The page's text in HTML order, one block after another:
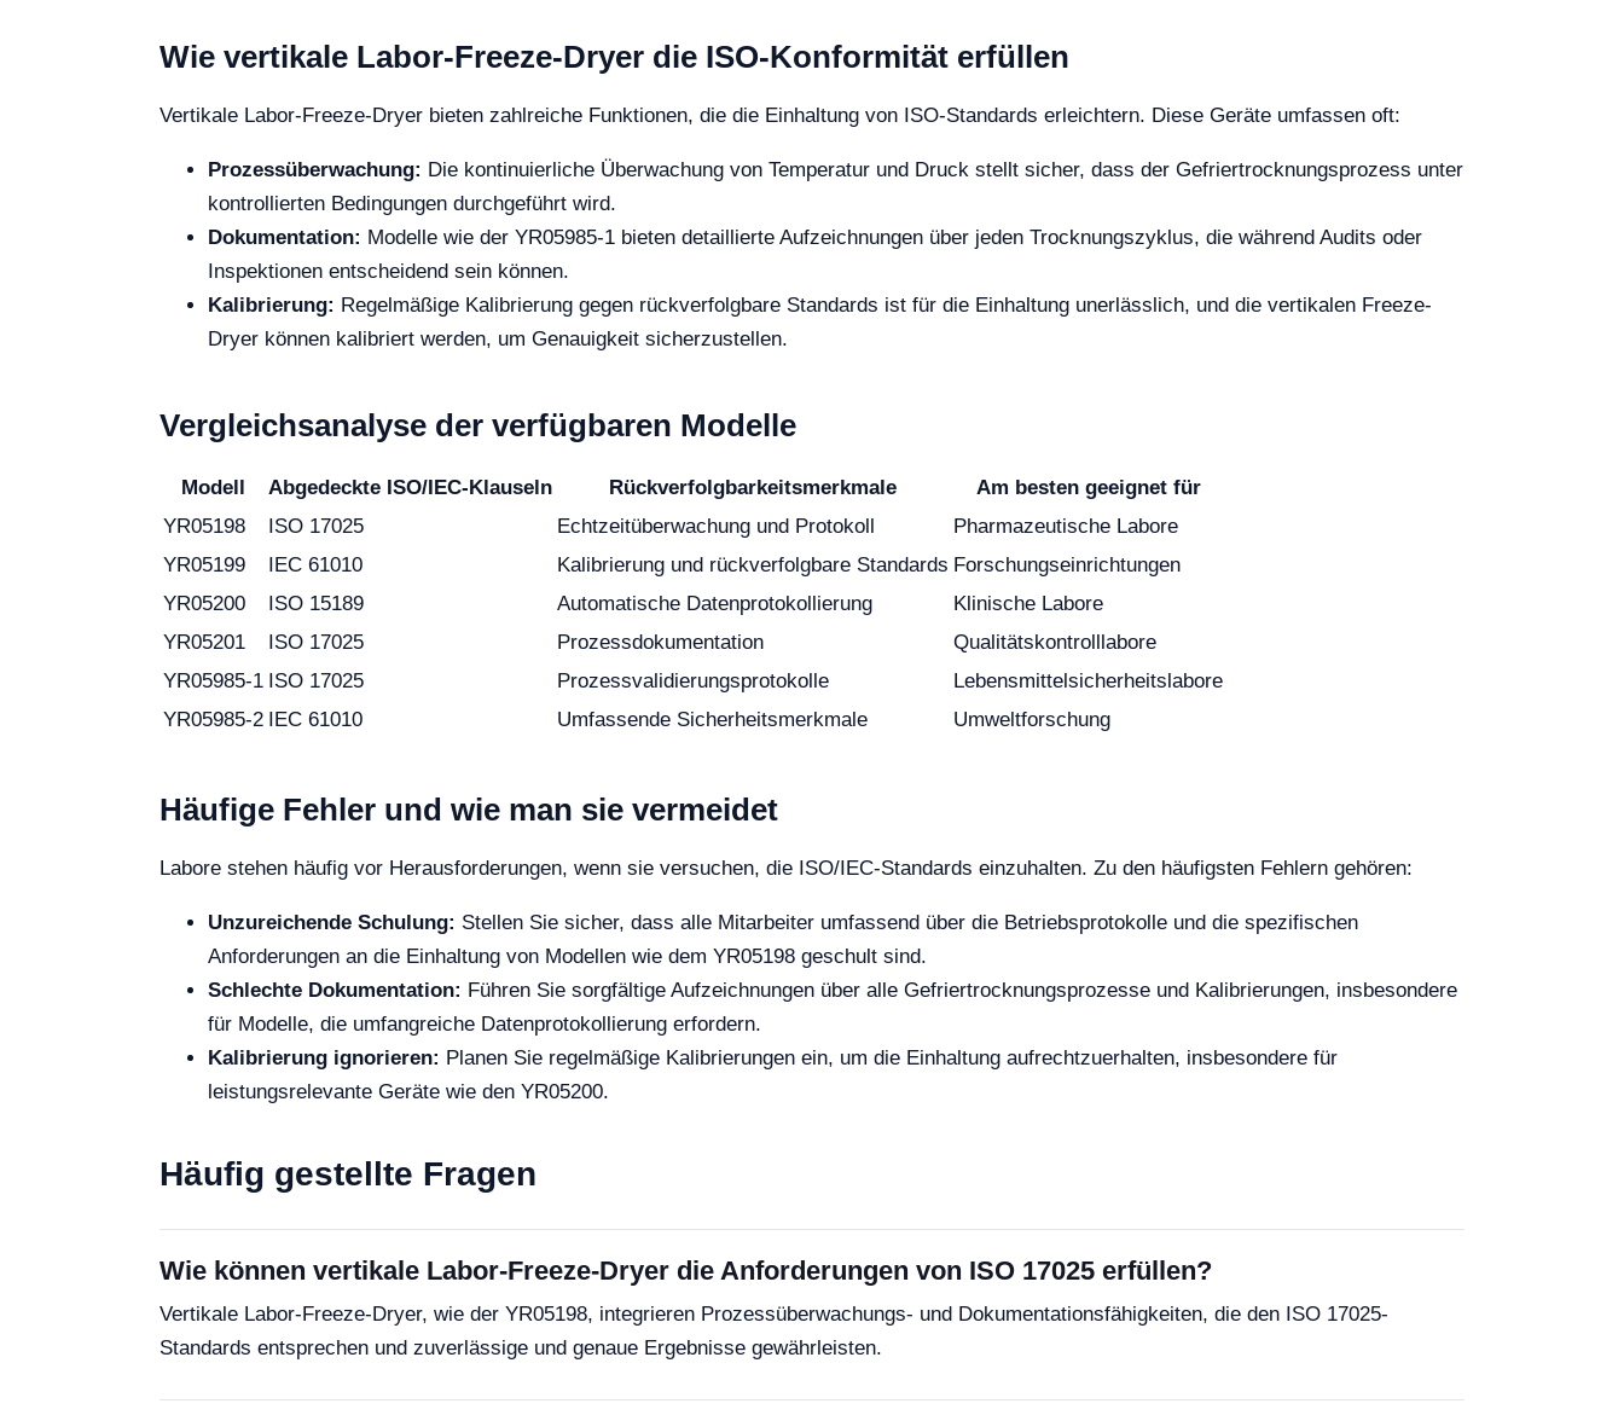
Wie vertikale Labor-Freeze-Dryer die ISO-Konformität erfüllen
Vertikale Labor-Freeze-Dryer bieten zahlreiche Funktionen, die die Einhaltung von ISO-Standards erleichtern. Diese Geräte umfassen oft:
Prozessüberwachung: Die kontinuierliche Überwachung von Temperatur und Druck stellt sicher, dass der Gefriertrocknungsprozess unter
kontrollierten Bedingungen durchgeführt wird.
Dokumentation: Modelle wie der YR05985-1 bieten detaillierte Aufzeichnungen über jeden Trocknungszyklus, die während Audits oder
Inspektionen entscheidend sein können.
Kalibrierung: Regelmäßige Kalibrierung gegen rückverfolgbare Standards ist für die Einhaltung unerlässlich, und die vertikalen Freeze-
Dryer können kalibriert werden, um Genauigkeit sicherzustellen.
Vergleichsanalyse der verfügbaren Modelle
Modell Abgedeckte ISO/IEC-Klauseln Rückverfolgbarkeitsmerkmale
Am besten geeignet für
YR05198
ISO 17025 Echtzeitüberwachung und Protokoll
Pharmazeutische Labore
YR05199
IEC 61010 Kalibrierung und rückverfolgbare Standards Forschungseinrichtungen
YR05200
ISO 15189 Automatische Datenprotokollierung
Klinische Labore
YR05201
ISO 17025 Prozessdokumentation
Qualitätskontrolllabore
YR05985-1 ISO 17025 Prozessvalidierungsprotokolle
Lebensmittelsicherheitslabore
YR05985-2 IEC 61010 Umfassende Sicherheitsmerkmale Umweltforschung
Häufige Fehler und wie man sie vermeidet
Labore stehen häufig vor Herausforderungen, wenn sie versuchen, die ISO/IEC-Standards einzuhalten. Zu den häufigsten Fehlern gehören:
Unzureichende Schulung: Stellen Sie sicher, dass alle Mitarbeiter umfassend über die Betriebsprotokolle und die spezifischen
Anforderungen an die Einhaltung von Modellen wie dem YR05198 geschult sind.
Schlechte Dokumentation: Führen Sie sorgfältige Aufzeichnungen über alle Gefriertrocknungsprozesse und Kalibrierungen, insbesondere
für Modelle, die umfangreiche Datenprotokollierung erfordern.
Kalibrierung ignorieren: Planen Sie regelmäßige Kalibrierungen ein, um die Einhaltung aufrechtzuerhalten, insbesondere für
leistungsrelevante Geräte wie den YR05200.
Häufig gestellte Fragen
Wie können vertikale Labor-Freeze-Dryer die Anforderungen von ISO 17025 erfüllen?
Vertikale Labor-Freeze-Dryer, wie der YR05198, integrieren Prozessüberwachungs- und Dokumentationsfähigkeiten, die den ISO 17025-
Standards entsprechen und zuverlässige und genaue Ergebnisse gewährleisten.